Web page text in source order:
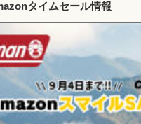
タイムセール情報